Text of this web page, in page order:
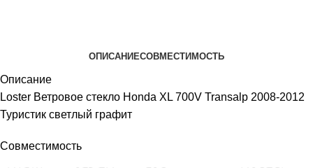
ОПИСАНИЕСОВМЕСТИМОСТЬ
Описание
Loster Ветровое стекло Honda XL 700V Transalp 2008-2012
Туристик светлый графит
Совместимость